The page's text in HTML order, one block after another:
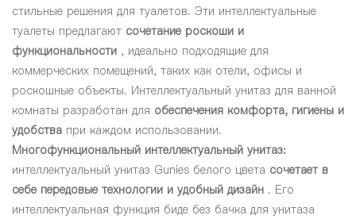
стильные решения для туалетов. Эти интеллектуальные
туалеты предлагают сочетание роскоши и
функциональности , идеально подходящие для
коммерческих помещений, таких как отели, офисы и
роскошные объекты. Интеллектуальный унитаз для ванной
комнаты разработан для обеспечения комфорта, гигиены и
удобства при каждом использовании.
Многофункциональный интеллектуальный унитаз:
интеллектуальный унитаз Gunies белого цвета сочетает в
себе передовые технологии и удобный дизайн . Его
интеллектуальная функция биде без бачка для унитаза